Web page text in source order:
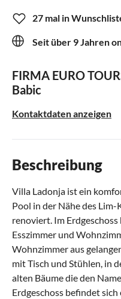
27 mal in
Seit über 9 Jahren
FIRMA EURO
Babic
Kontaktdaten anzeigen
Beschreibung
Villa Ladonja ist ein
Pool in der Nähe des
renoviert. Im
Esszimmer und
Wohnzimmer aus
mit Tisch und Stühlen, in
alten Bäume die den
Erdgeschoss befindet